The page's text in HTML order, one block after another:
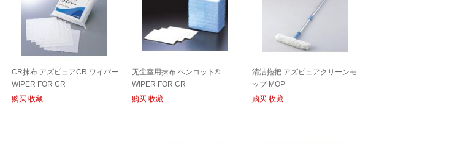
CR抹布 アズピュアCR ワイパー
WIPER FOR CR
购买 收藏
无尘室用抹布 ベンコット®
WIPER FOR CR
购买 收藏
清洁拖把 アズピュアクリーンモ
ップ MOP
购买 收藏